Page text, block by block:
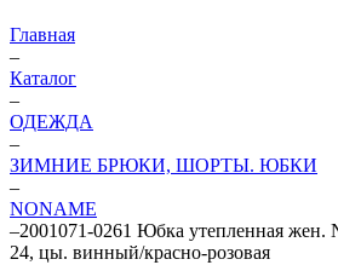
Главная
–
Каталог
–
ОДЕЖДА
–
ЗИМНИЕ БРЮКИ, ШОРТЫ. ЮБКИ
–
NONAME
–2001071-0261 Юбка утепленная
24, цы. винный/красно-розовая